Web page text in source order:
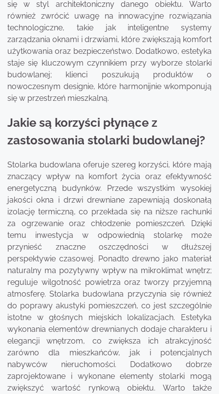
się w styl architektoniczny danego obiektu. Warto
również zwrócić uwagę na innowacyjne rozwiązania
technologiczne, takie jak inteligentne systemy
zarządzania oknami i drzwiami, które zwiększają komfort
użytkowania oraz bezpieczeństwo. Dodatkowo, estetyka
staje się kluczowym czynnikiem przy wyborze stolarki
budowlanej; klienci poszukują produktów o
nowoczesnym designie, które harmonijnie wkomponują
się w przestrzeń mieszkalną.
Jakie są korzyści płynące z
zastosowania stolarki budowlanej?
Stolarka budowlana oferuje szereg korzyści, które mają
znaczący wpływ na komfort życia oraz efektywność
energetyczną budynków. Przede wszystkim wysokiej
jakości okna i drzwi drewniane zapewniają doskonałą
izolację termiczną, co przekłada się na niższe rachunki
za ogrzewanie oraz chłodzenie pomieszczeń. Dzięki
temu inwestycja w odpowiednią stolarkę może
przynieść znaczne oszczędności w dłuższej
perspektywie czasowej. Ponadto drewno jako materiał
naturalny ma pozytywny wpływ na mikroklimat wnętrz;
reguluje wilgotność powietrza oraz tworzy przyjemną
atmosferę. Stolarka budowlana przyczynia się również
do poprawy akustyki pomieszczeń, co jest szczególnie
istotne w głośnych miejskich lokalizacjach. Estetyka
wykonania elementów drewnianych dodaje charakteru i
elegancji wnętrzom, co zwiększa ich atrakcyjność
zarówno dla mieszkańców, jak i potencjalnych
nabywców nieruchomości. Dodatkowo dobrze
zaprojektowane i wykonane elementy stolarki mogą
zwiększyć wartość rynkową obiektu. Warto także